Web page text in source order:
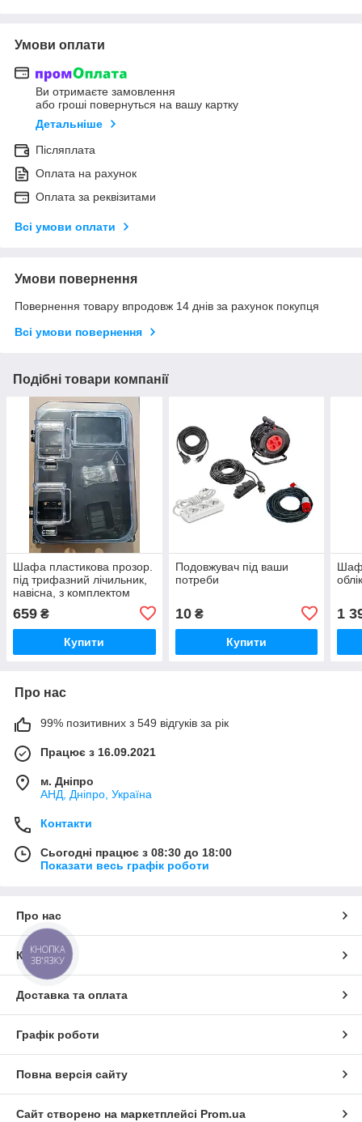
Умови оплати
Ви отримаєте замовлення
або гроші повернуться на вашу картку
Детальніше
Післяплата
Оплата на рахунок
Оплата за реквізитами
Всі умови оплати
Умови повернення
Повернення товару впродовж 14 днів за рахунок покупця
Всі умови повернення
Подібні товари компанії
Шафа пластикова прозор.
під трифазний лічильник,
навісна, з комплектом
659 ₴
Купити
Подовжувач під ваши
потреби
10₴
Купити
1
Про нас
99% позитивних з 549 відгуків за рік
Працює з 16.09.2021
м. Дніпро
АНД, Дніпро, Україна
Контакти
Сьогодні працює з 08:30 до 18:00
Показати весь графік роботи
Про нас
Контакти
Доставка та оплата
Графік роботи
Повна версія сайту
Сайт створено на маркетплейсі Prom.ua
КНОПКА
ЗВ'ЯЗКУ